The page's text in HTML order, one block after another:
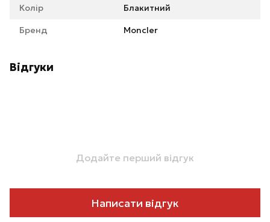
Колір Блакитний
Бренд Moncler
Відгуки
Додайте перший відгук
Написати відгук